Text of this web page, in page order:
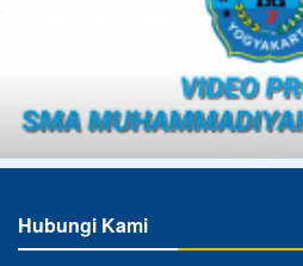
Hubungi Kami